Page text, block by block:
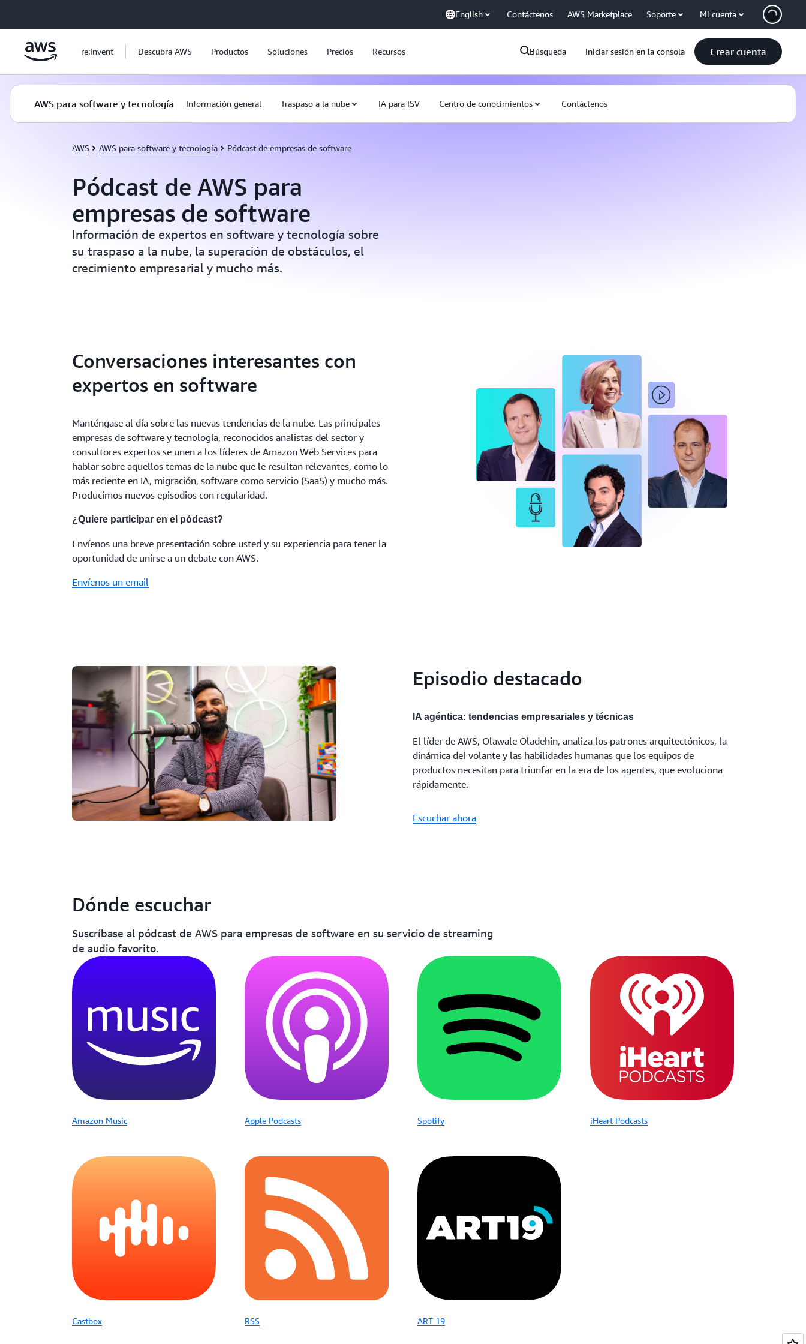
English Contáctenos AWS Marketplace Soporte Mi cuenta
re:Invent Descubra AWS Productos Soluciones Precios Recursos Búsqueda Iniciar sesión en la consola Crear cuenta
AWS para software y tecnología Información general Traspaso a la nube IA para ISV Centro de conocimientos Contáctenos
AWS AWS para software y tecnología Pódcast de empresas de software
Pódcast de AWS para
empresas de software
Información de expertos en software y tecnología sobre
su traspaso a la nube, la superación de obstáculos, el
crecimiento empresarial y mucho más.
Conversaciones interesantes con
expertos en software
Manténgase al día sobre las nuevas tendencias de la nube. Las principales
empresas de software y tecnología, reconocidos analistas del sector y
consultores expertos se unen a los líderes de Amazon Web Services para
hablar sobre aquellos temas de la nube que le resultan relevantes, como lo
más reciente en IA, migración, software como servicio (SaaS) y mucho más.
Producimos nuevos episodios con regularidad.
¿Quiere participar en el pódcast?
Envíenos una breve presentación sobre usted y su experiencia para tener la
oportunidad de unirse a un debate con AWS.
Envíenos un email
Episodio destacado
IA agéntica: tendencias empresariales y técnicas
El líder de AWS, Olawale Oladehin, analiza los patrones arquitectónicos, la
dinámica del volante y las habilidades humanas que los equipos de
productos necesitan para triunfar en la era de los agentes, que evoluciona
rápidamente.
Escuchar ahora
Dónde escuchar
Suscríbase al pódcast de AWS para empresas de software en su servicio de streaming
de audio favorito.
Amazon Music Apple Podcasts Spotify iHeart Podcasts
Castbox RSS ART 19